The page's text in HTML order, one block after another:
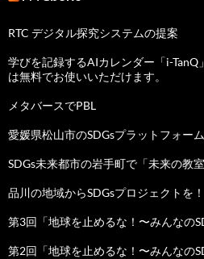
RTC デジタル探究システムの提案
学びを記録するAIカレンダー「i-
は無料でお使いいただけます。
メタバースでPBL
愛媛県松山市のSDGsプラットフォー
SDGs未来都市の岩手町で「未来の教
品川の地域からSDGsプロジェクトを！
第3回「地球を止めるな！〜みんなの
第2回「地球を止めるな！〜みんなの